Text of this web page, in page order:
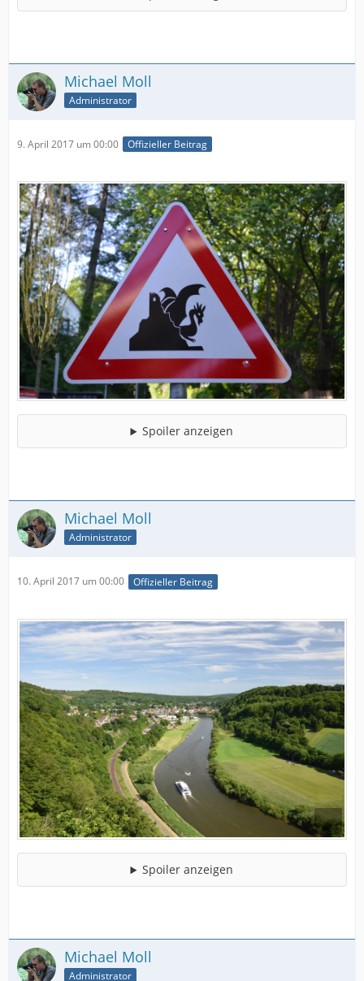
Michael Moll
Administrator
9. April 2017 um 00:00 Offizieller Beitrag
Spoiler anzeigen
Michael Moll
Administrator
10. April 2017 um 00:00 Offizieller Beitrag
Spoiler anzeigen
Michael Moll
Administrator